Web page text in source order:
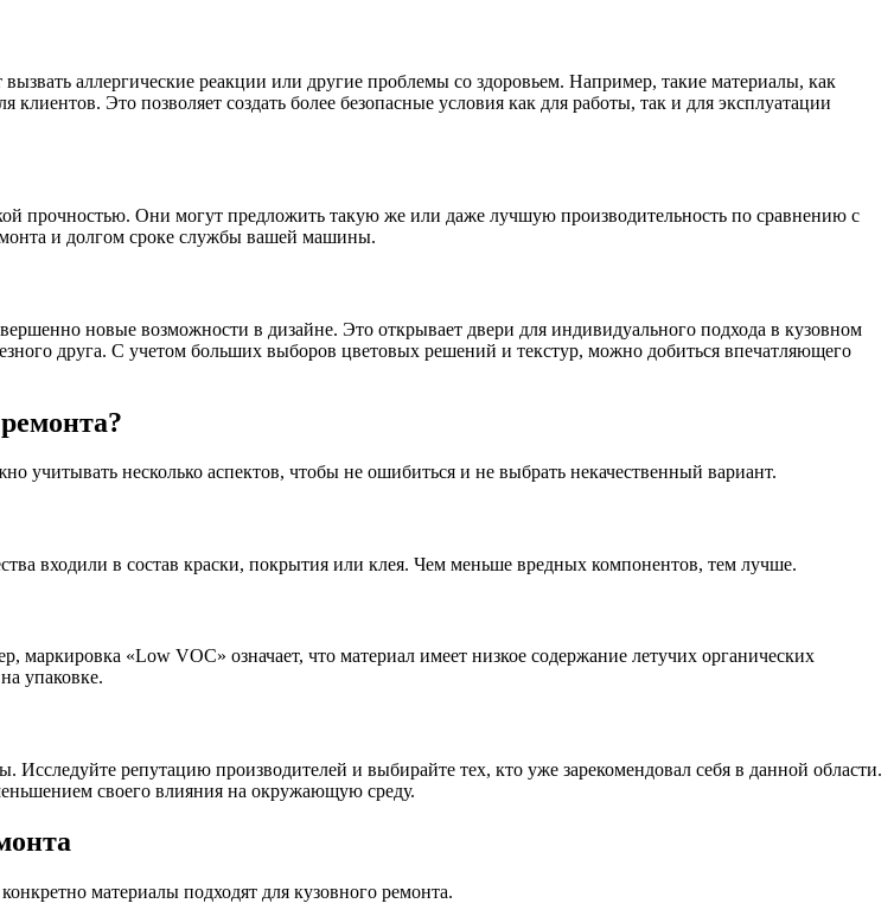
аллергические реакции или другие проблемы со здоровьем. Например, такие материалы, как
Это позволяет создать более безопасные условия как для работы, так и для эксплуатации
прочностью. Они могут предложить такую же или даже лучшую производительность по сравнению с
и долгом сроке службы вашей машины.
новые возможности в дизайне. Это открывает двери для индивидуального подхода в кузовном
друга. С учетом больших выборов цветовых решений и текстур, можно добиться впечатляющего
учитывать несколько аспектов, чтобы не ошибиться и не выбрать некачественный вариант.
входили в состав краски, покрытия или клея. Чем меньше вредных компонентов, тем лучше.
«Low VOC» означает, что материал имеет низкое содержание летучих органических
упаковке.
репутацию производителей и выбирайте тех, кто уже зарекомендовал себя в данной области.
своего влияния на окружающую среду.
материалы подходят для кузовного ремонта.